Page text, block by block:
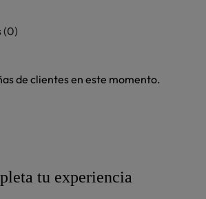
(0)
de clientes en este momento.
tu experiencia